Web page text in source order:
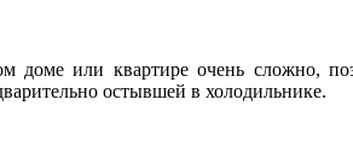
доме или квартире очень сложно,
остывшей в холодильнике.